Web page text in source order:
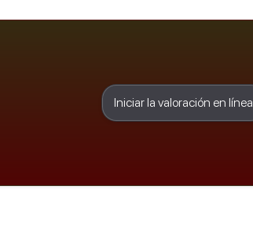
Iniciar la valoración en línea